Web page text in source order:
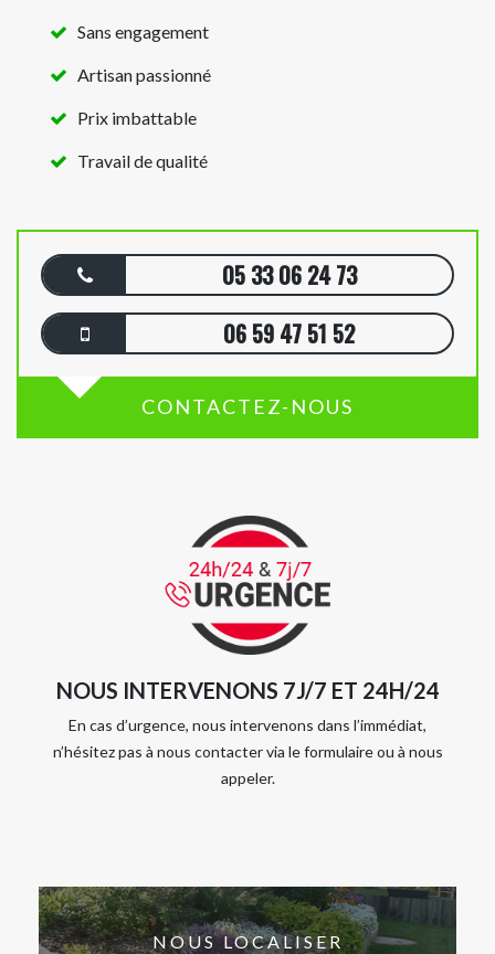
Sans engagement
Artisan passionné
Prix imbattable
Travail de qualité
05 33 06 24 73
06 59 47 51 52
CONTACTEZ-NOUS
NOUS INTERVENONS 7J/7 ET 24H/24
En cas d’urgence, nous intervenons dans l’immédiat,
n’hésitez pas à nous contacter via le formulaire ou à nous
appeler.
NOUS LOCALISER